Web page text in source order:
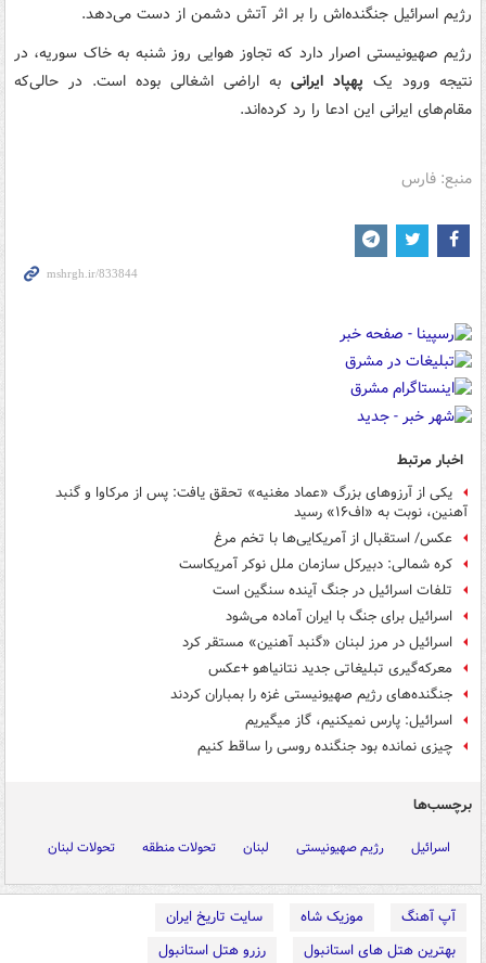
رژیم اسرائیل جنگنده‌اش را بر اثر آتش دشمن از دست می‌دهد.
رژیم صهیونیستی اصرار دارد که تجاوز هوایی روز شنبه به خاک سوریه، در
نتیجه ورود یک پهپاد ایرانی به اراضی اشغالی بوده است. در حالی‌که
مقام‌های ایرانی این ادعا را رد کرده‌اند.
منبع: فارس
اخبار مرتبط
یکی از آرزوهای بزرگ «عماد مغنیه» تحقق یافت: پس از مرکاوا و گنبد
آهنین، نوبت به «اف۱۶» رسید
عکس/ استقبال از آمریکایی‌ها با تخم مرغ
کره شمالی: دبیرکل سازمان ملل نوکر آمریکاست
تلفات اسرائیل در جنگ آینده سنگین است
اسرائیل برای جنگ با ایران آماده می‌شود
اسرائیل در مرز لبنان «گنبد آهنین» مستقر کرد
معرکه‌گیری تبلیغاتی جدید نتانیاهو +عکس
جنگنده‌های رژیم صهیونیستی غزه را بمباران کردند
اسرائیل: پارس نمی‎کنیم، گاز می‎گیریم
چیزی نمانده بود جنگنده روسی را ساقط کنیم
برچسب‌ها
اسرائیل رژیم صهیونیستی لبنان تحولات منطقه تحولات لبنان
آپ آهنگ موزیک شاه
سایت تاریخ ایران
بهترین هتل های استانبول
رزرو هتل استانبول